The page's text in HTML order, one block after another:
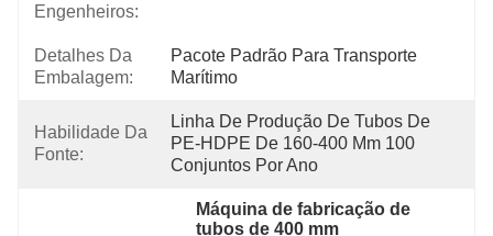
Engenheiros:
Detalhes Da
Embalagem:
Pacote Padrão Para Transporte
Marítimo
Habilidade Da
Fonte:
Linha De Produção De Tubos De
PE-HDPE De 160-400 Mm 100
Conjuntos Por Ano
Máquina de fabricação de
tubos de 400 mm